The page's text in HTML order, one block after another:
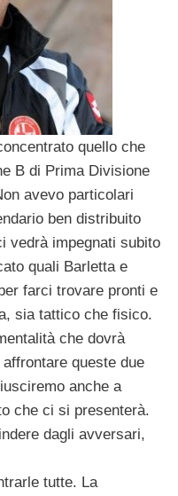
quello che
B di Prima Divisione
avevo particolari
ben distribuito
vedrà impegnati subito
quali Barletta e
farci trovare pronti e
sia tattico che fisico.
che dovrà
queste due
anche a
che ci si presenterà.
dagli avversari,
tutte. La